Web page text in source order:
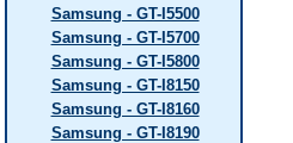
Samsung - GT-I5500
Samsung - GT-I5700
Samsung - GT-I5800
Samsung - GT-I8150
Samsung - GT-I8160
Samsung - GT-I8190